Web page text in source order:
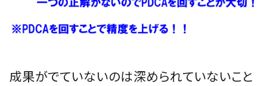
成果がでていないのは深められていないこと